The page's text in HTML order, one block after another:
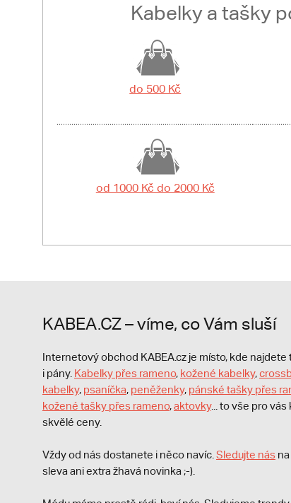
Kabelky a tašky
do 500 Kč
od 1000 Kč do 2000 Kč
KABEA.CZ – víme, co Vám sluší
Internetový obchod KABEA.cz je místo, kde
i pány. Kabelky přes rameno, kožené kabelky,
kabelky, psaníčka, peněženky, pánské tašky přes
kožené tašky přes rameno,aktovky... to vše pro
skvělé ceny.
Vždy od nás dostanete i něco navíc. Sledujte nás
sleva ani extra žhavá novinka ;-).